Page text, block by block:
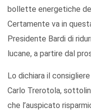
bollette energetiche
Certamente va in
Presidente Bardi di
lucane, a partire dal
Lo dichiara il
Carlo Trerotola,
che l’auspicato